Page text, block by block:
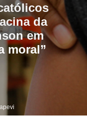
da
em
moral”